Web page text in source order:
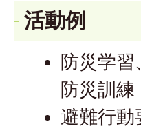
活動例
防災学
防災訓練
避難行